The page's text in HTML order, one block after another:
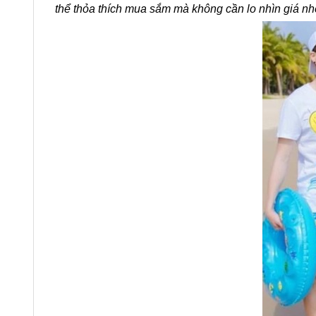
thể thỏa thích mua sắm mà không cần lo nhìn giá